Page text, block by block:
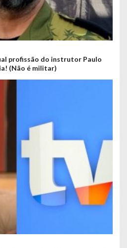
profissão do instrutor Paulo
(Não é militar)